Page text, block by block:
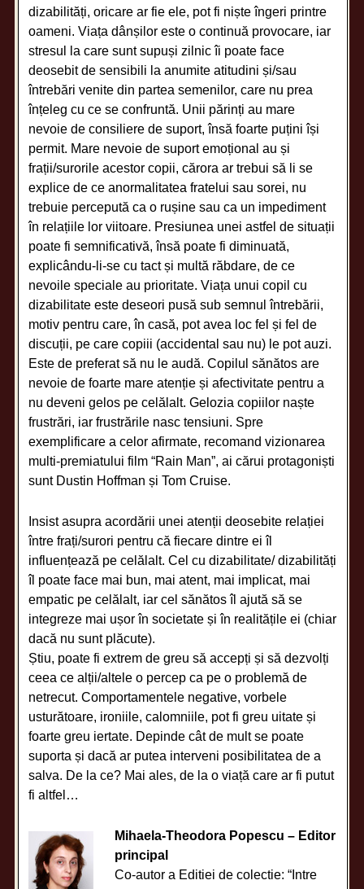
dizabilități, oricare ar fie ele, pot fi niște îngeri printre
oameni. Viața dânșilor este o continuă provocare, iar
stresul la care sunt supuși zilnic îi poate face
deosebit de sensibili la anumite atitudini și/sau
întrebări venite din partea semenilor, care nu prea
înțeleg cu ce se confruntă. Unii părinți au mare
nevoie de consiliere de suport, însă foarte puțini își
permit. Mare nevoie de suport emoțional au și
frații/surorile acestor copii, cărora ar trebui să li se
explice de ce anormalitatea fratelui sau sorei, nu
trebuie percepută ca o rușine sau ca un impediment
în relațiile lor viitoare. Presiunea unei astfel de situații
poate fi semnificativă, însă poate fi diminuată,
explicându-li-se cu tact și multă răbdare, de ce
nevoile speciale au prioritate. Viața unui copil cu
dizabilitate este deseori pusă sub semnul întrebării,
motiv pentru care, în casă, pot avea loc fel și fel de
discuții, pe care copiii (accidental sau nu) le pot auzi.
Este de preferat să nu le audă. Copilul sănătos are
nevoie de foarte mare atenție și afectivitate pentru a
nu deveni gelos pe celălalt. Gelozia copiilor naște
frustrări, iar frustrările nasc tensiuni. Spre
exemplificare a celor afirmate, recomand vizionarea
multi-premiatului film “Rain Man”, ai cărui protagoniști
sunt Dustin Hoffman și Tom Cruise.
Insist asupra acordării unei atenții deosebite relației
între frați/surori pentru că fiecare dintre ei îl
influențează pe celălalt. Cel cu dizabilitate/ dizabilități
îl poate face mai bun, mai atent, mai implicat, mai
empatic pe celălalt, iar cel sănătos îl ajută să se
integreze mai ușor în societate și în realitățile ei (chiar
dacă nu sunt plăcute).
Știu, poate fi extrem de greu să accepți și să dezvolți
ceea ce alții/altele o percep ca pe o problemă de
netrecut. Comportamentele negative, vorbele
usturătoare, ironiile, calomniile, pot fi greu uitate și
foarte greu iertate. Depinde cât de mult se poate
suporta și dacă ar putea interveni posibilitatea de a
salva. De la ce? Mai ales, de la o viață care ar fi putut
fi altfel…
Mihaela-Theodora Popescu – Editor
principal
Co-autor a Editiei de colectie: “Intre